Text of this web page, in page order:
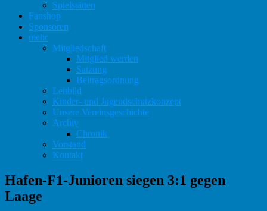
Spielstätten
Fanshop
Sponsoren
mehr
Mitgliedschaft
Mitglied werden
Satzung
Beitragsordnung
Leitbild
Kinder- und Jugendschutzkonzept
Unsere Vereinsgeschichte
Archiv
Chronik
Vorstand
Kontakt
Hafen-F1-Junioren siegen 3:1 gegen
Laage